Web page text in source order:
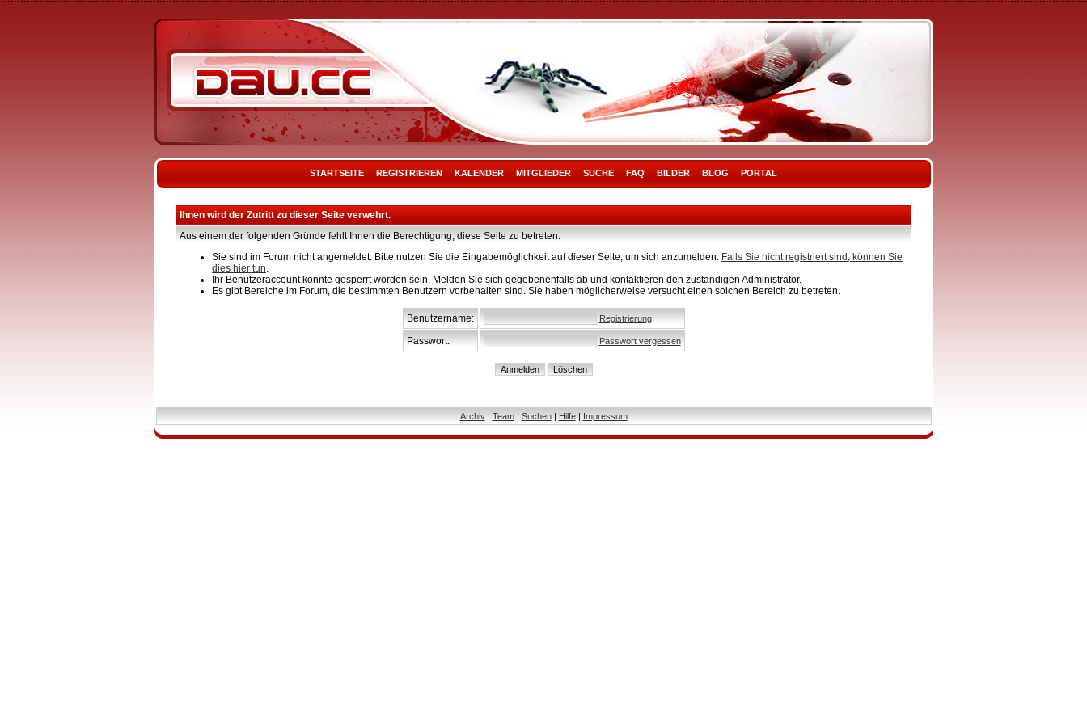
STARTSEITE REGISTRIEREN KALENDER MITGLIEDER SUCHE FAQ BILDER BLOG PORTAL
Ihnen wird der Zutritt zu dieser Seite verwehrt.
Aus einem der folgenden Gründe fehlt Ihnen die Berechtigung, diese Seite zu betreten:
Sie sind im Forum nicht angemeldet. Bitte nutzen Sie die Eingabemöglichkeit auf dieser Seite, um sich anzumelden. Falls Sie nicht registriert sind, können Sie
dies hier tun.
Ihr Benutzeraccount könnte gesperrt worden sein. Melden Sie sich gegebenenfalls ab und kontaktieren den zuständigen Administrator.
Es gibt Bereiche im Forum, die bestimmten Benutzern vorbehalten sind. Sie haben möglicherweise versucht einen solchen Bereich zu betreten.
Benutzername: Registrierung
Passwort: Passwort vergessen
Archiv| Team| Suchen| Hilfe| Impressum